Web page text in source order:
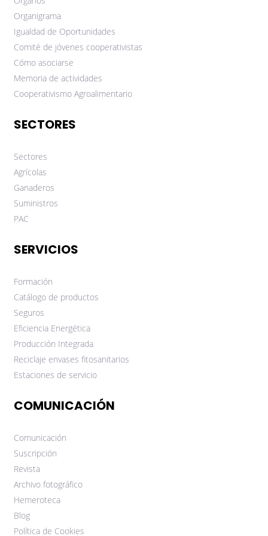
Organigrama
Igualdad de Oportunidades
Comité de jóvenes cooperativistas
Cómo asociarse
Memoria de actividades
Cooperativismo Agroalimentario
SECTORES
Sectores
Agrícolas
Ganaderos
Suministros
PAC
SERVICIOS
Formación
Catálogo de productos
Seguros
Eficiencia Energética
Producción Integrada
Reciclaje envases fitosanitarios
Estaciones de servicio
COMUNICACIÓN
Comunicación
Suscripción
Revista
Archivo fotográfico
Hemeroteca
Blog
Política de Cookies